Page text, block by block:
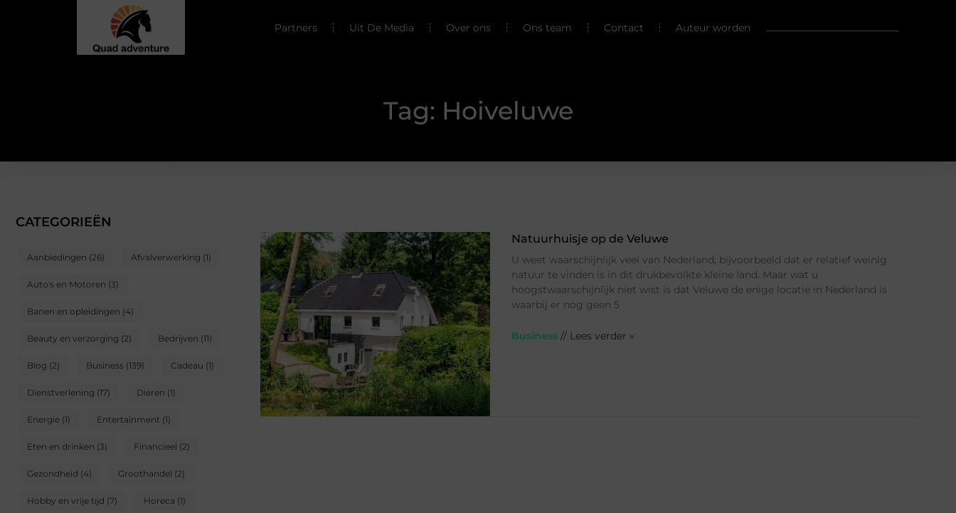
Partners Uit De Media Over ons Ons team Contact Auteur worden
Tag: Hoiveluwe
CATEGORIEËN
Aanbiedingen (26) Afvalverwerking (1)
Auto's en Motoren (3)
Banen en opleidingen (4)
Beauty en verzorging (2) Bedrijven (11)
Blog (2) Business (139) Cadeau (1)
Dienstverlening (17) Dieren (1)
Energie (1) Entertainment (1)
Eten en drinken (3) Financieel (2)
Gezondheid (4) Groothandel (2)
Hobby en vrije tijd (7) Horeca (1)
Natuurhuisje op de Veluwe
U weet waarschijnlijk veel van Nederland, bijvoorbeeld dat er relatief weinig
natuur te vinden is in dit drukbevolkte kleine land. Maar wat u
hoogstwaarschijnlijk niet wist is dat Veluwe de enige locatie in Nederland is
waarbij er nog geen 5
Business // Lees verder »